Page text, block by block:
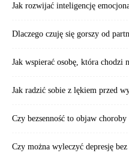
Jak rozwijać inteligencję
Dlaczego czuję się gorszy od
Jak wspierać osobę, która chodzi
Jak radzić sobie z lękiem przed
Czy bezsenność to objaw choroby
Czy można wyleczyć depresję